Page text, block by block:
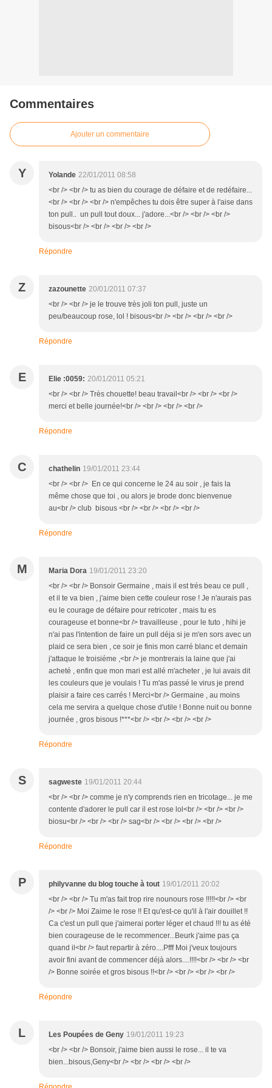
Commentaires
Ajouter un commentaire
Y Yolande 22/01/2011 08:58
<br /> <br /> tu as bien du courage de défaire et de redéfaire...
<br /> <br /> <br /> n'empêches tu dois être super à l'aise dans
ton pull.. un pull tout doux... j'adore...<br /> <br /> <br />
bisous<br /> <br /> <br /> <br />
Répondre
Z zazounette 20/01/2011 07:37
<br /> <br /> je le trouve très joli ton pull, juste un
peu/beaucoup rose, lol ! bisous<br /> <br /> <br /> <br />
Répondre
E Elie :0059: 20/01/2011 05:21
<br /> <br /> Très chouette! beau travail<br /> <br /> <br />
merci et belle journée!<br /> <br /> <br /> <br />
Répondre
C chathelin 19/01/2011 23:44
<br /> <br /> En ce qui concerne le 24 au soir , je fais la
même chose que toi , ou alors je brode donc bienvenue
au<br /> club bisous <br /> <br /> <br /> <br />
Répondre
M Maria Dora 19/01/2011 23:20
<br /> <br /> Bonsoir Germaine , mais il est trés beau ce pull ,
et il te va bien , j'aime bien cette couleur rose ! Je n'aurais pas
eu le courage de défaire pour retricoter , mais tu es
courageuse et bonne<br /> travailleuse , pour le tuto , hihi je
n'ai pas l'intention de faire un pull déja si je m'en sors avec un
plaid ce sera bien , ce soir je finis mon carré blanc et demain
j'attaque le troisiéme ,<br /> je montrerais la laine que j'ai
acheté , enfin que mon mari est allé m'acheter , je lui avais dit
les couleurs que je voulais ! Tu m'as passé le virus je prend
plaisir a faire ces carrés ! Merci<br /> Germaine , au moins
cela me servira a quelque chose d'utile ! Bonne nuit ou bonne
journée , gros bisous !***<br /> <br /> <br /> <br />
Répondre
S sagweste 19/01/2011 20:44
<br /> <br /> comme je n'y comprends rien en tricotage... je me
contente d'adorer le pull car il est rose lol<br /> <br /> <br />
biosu<br /> <br /> <br /> sag<br /> <br /> <br /> <br />
Répondre
P philyvanne du blog touche à tout 19/01/2011 20:02
<br /> <br /> Tu m'as fait trop rire nounours rose !!!!!<br /> <br
/> <br /> Moi Zaime le rose !! Et qu'est-ce qu'il à l'air douillet !!
Ca c'est un pull que j'aimerai porter léger et chaud !!! tu as été
bien courageuse de le recommencer...Beurk j'aime pas ça
quand il<br /> faut repartir à zéro....Pfff Moi j'veux toujours
avoir fini avant de commencer déjà alors....!!!!<br /> <br /> <br
/> Bonne soirée et gros bisous !!<br /> <br /> <br /> <br />
Répondre
L Les Poupées de Geny 19/01/2011 19:23
<br /> <br /> Bonsoir, j'aime bien aussi le rose... il te va
bien...bisous,Geny<br /> <br /> <br /> <br />